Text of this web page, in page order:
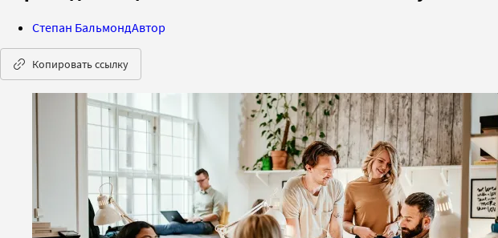
Степан БальмондАвтор
Копировать ссылку